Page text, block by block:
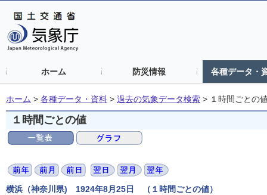
ホーム 防災情報 各種データ・
ホーム > 各種データ・資料 > 過去の気象データ検索 > １時間ごとの
１時間ごとの値
横浜（神奈川県) 1924年8月25日 （１時間ごとの値）